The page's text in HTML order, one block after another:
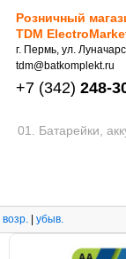
Розничный
TDM
г. Пермь, ул.
tdm@batkomplekt.ru
+7 (342) 248-
01. Батарейки,
возр. | убыв.